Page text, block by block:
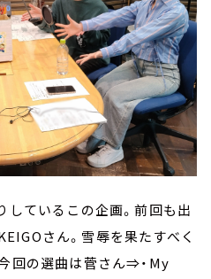
しているこの企画。前回も出
さん。雪辱を果たすべく
回の選曲は菅さん⇒・My